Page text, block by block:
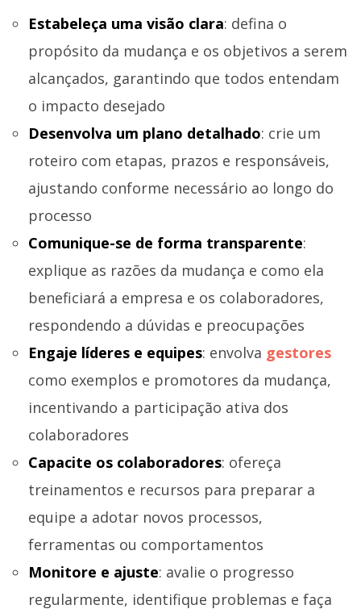
Estabeleça uma visão clara: defina o
propósito da mudança e os objetivos a serem
alcançados, garantindo que todos entendam
o impacto desejado
Desenvolva um plano detalhado: crie um
roteiro com etapas, prazos e responsáveis,
ajustando conforme necessário ao longo do
processo
Comunique-se de forma transparente:
explique as razões da mudança e como ela
beneficiará a empresa e os colaboradores,
respondendo a dúvidas e preocupações
Engaje líderes e equipes: envolva gestores
como exemplos e promotores da mudança,
incentivando a participação ativa dos
colaboradores
Capacite os colaboradores: ofereça
treinamentos e recursos para preparar a
equipe a adotar novos processos,
ferramentas ou comportamentos
Monitore e ajuste: avalie o progresso
regularmente, identifique problemas e faça